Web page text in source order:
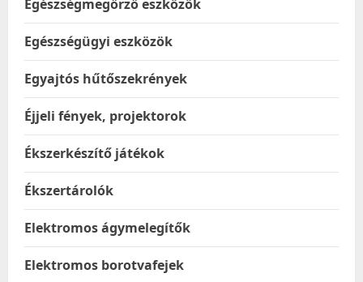
Egészségmegőrző eszközök
Egészségügyi eszközök
Egyajtós hűtőszekrények
Éjjeli fények, projektorok
Ékszerkészítő játékok
Ékszertárolók
Elektromos ágymelegítők
Elektromos borotvafejek